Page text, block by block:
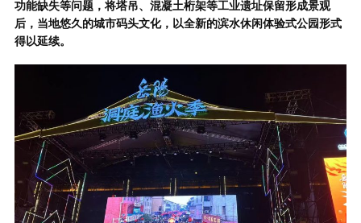
功能缺失等问题，将塔吊、混凝土桁架等工业遗址保留形成景观
后，当地悠久的城市码头文化，以全新的滨水休闲体验式公园形式
得以延续。